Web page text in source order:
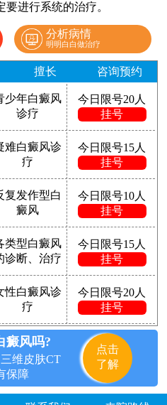
进行系统的治疗。
分析病情
明明白白做治疗
擅长 咨询预约
少年白癜风
诊疗
今日限号20人
挂号
难白癜风诊
疗
今日限号15人
挂号
复发作型白
癜风
今日限号10人
挂号
类型白癜风
诊断、治疗
今日限号15人
挂号
性白癜风诊
疗
今日限号20人
挂号
癜风吗?
维皮肤CT
保障
点击
了解